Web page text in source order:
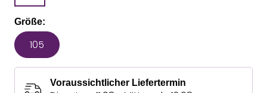
Größe:
105
Voraussichtlicher Liefertermin